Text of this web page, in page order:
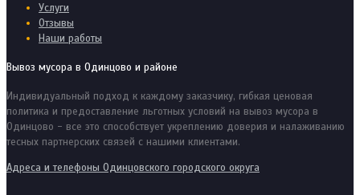
Услуги
Отзывы
Наши работы
Вывоз мусора в Одинцово и районе
Индивидуальный подход к каждому заказчику, гибкая ценовая
политика и предоставление льготных условий на вывоз мусора в
Одинцово - все это способствует укреплению доверия и налаживанию
тесных партнерских связей с нашими клиентами.
Адреса и телефоны Одинцовского городского округа